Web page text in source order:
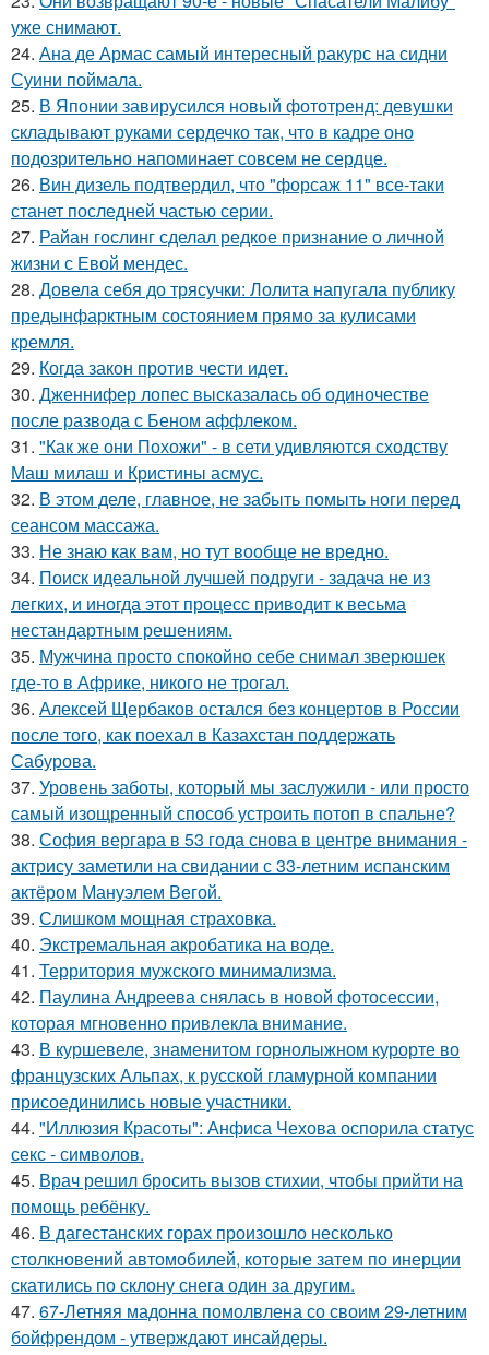
уже снимают.
24. Ана де Армас самый интересный ракурс на сидни
Суини поймала.
25. В Японии завирусился новый фототренд: девушки
складывают руками сердечко так, что в кадре оно
подозрительно напоминает совсем не сердце.
26. Вин дизель подтвердил, что "форсаж 11" все-таки
станет последней частью серии.
27. Райан гослинг сделал редкое признание о личной
жизни с Евой мендес.
28. Довела себя до трясучки: Лолита напугала публику
предынфарктным состоянием прямо за кулисами
кремля.
29. Когда закон против чести идет.
30. Дженнифер лопес высказалась об одиночестве
после развода с Беном аффлеком.
31. "Как же они Похожи" - в сети удивляются сходству
Маш милаш и Кристины асмус.
32. В этом деле, главное, не забыть помыть ноги перед
сеансом массажа.
33. Не знаю как вам, но тут вообще не вредно.
34. Поиск идеальной лучшей подруги - задача не из
легких, и иногда этот процесс приводит к весьма
нестандартным решениям.
35. Мужчина просто спокойно себе снимал зверюшек
где-то в Африке, никого не трогал.
36. Алексей Щербаков остался без концертов в России
после того, как поехал в Казахстан поддержать
Сабурова.
37. Уровень заботы, который мы заслужили - или просто
самый изощренный способ устроить потоп в спальне?
38. София вергара в 53 года снова в центре внимания -
актрису заметили на свидании с 33-летним испанским
актёром Мануэлем Вегой.
39. Слишком мощная страховка.
40. Экстремальная акробатика на воде.
41. Территория мужского минимализма.
42. Паулина Андреева снялась в новой фотосессии,
которая мгновенно привлекла внимание.
43. В куршевеле, знаменитом горнолыжном курорте во
французских Альпах, к русской гламурной компании
присоединились новые участники.
44. "Иллюзия Красоты": Анфиса Чехова оспорила статус
секс - символов.
45. Врач решил бросить вызов стихии, чтобы прийти на
помощь ребёнку.
46. В дагестанских горах произошло несколько
столкновений автомобилей, которые затем по инерции
скатились по склону снега один за другим.
47. 67-Летняя мадонна помолвлена со своим 29-летним
бойфрендом - утверждают инсайдеры.